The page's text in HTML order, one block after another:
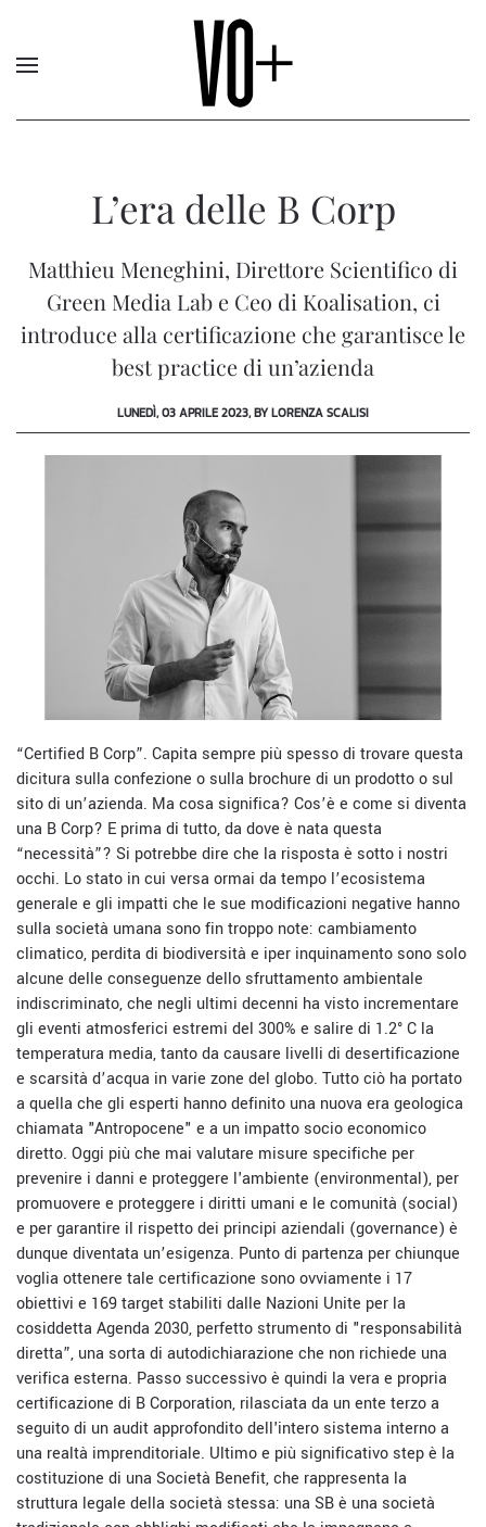
L’era delle B Corp
Matthieu Meneghini, Direttore Scientifico di
Green Media Lab e Ceo di Koalisation, ci
introduce alla certificazione che garantisce le
best practice di un’azienda
LUNEDÌ, 03 APRILE 2023, BY LORENZA SCALISI
“Certified B Corp”. Capita sempre più spesso di trovare questa
dicitura sulla confezione o sulla brochure di un prodotto o sul
sito di un’azienda. Ma cosa significa? Cos’è e come si diventa
una B Corp? E prima di tutto, da dove è nata questa
“necessità”? Si potrebbe dire che la risposta è sotto i nostri
occhi. Lo stato in cui versa ormai da tempo l’ecosistema
generale e gli impatti che le sue modificazioni negative hanno
sulla società umana sono fin troppo note: cambiamento
climatico, perdita di biodiversità e iper inquinamento sono solo
alcune delle conseguenze dello sfruttamento ambientale
indiscriminato, che negli ultimi decenni ha visto incrementare
gli eventi atmosferici estremi del 300% e salire di 1.2° C la
temperatura media, tanto da causare livelli di desertificazione
e scarsità d’acqua in varie zone del globo. Tutto ciò ha portato
a quella che gli esperti hanno definito una nuova era geologica
chiamata "Antropocene" e a un impatto socio economico
diretto. Oggi più che mai valutare misure specifiche per
prevenire i danni e proteggere l'ambiente (environmental), per
promuovere e proteggere i diritti umani e le comunità (social)
e per garantire il rispetto dei principi aziendali (governance) è
dunque diventata un’esigenza. Punto di partenza per chiunque
voglia ottenere tale certificazione sono ovviamente i 17
obiettivi e 169 target stabiliti dalle Nazioni Unite per la
cosiddetta Agenda 2030, perfetto strumento di "responsabilità
diretta”, una sorta di autodichiarazione che non richiede una
verifica esterna. Passo successivo è quindi la vera e propria
certificazione di B Corporation, rilasciata da un ente terzo a
seguito di un audit approfondito dell'intero sistema interno a
una realtà imprenditoriale. Ultimo e più significativo step è la
costituzione di una Società Benefit, che rappresenta la
struttura legale della società stessa: una SB è una società